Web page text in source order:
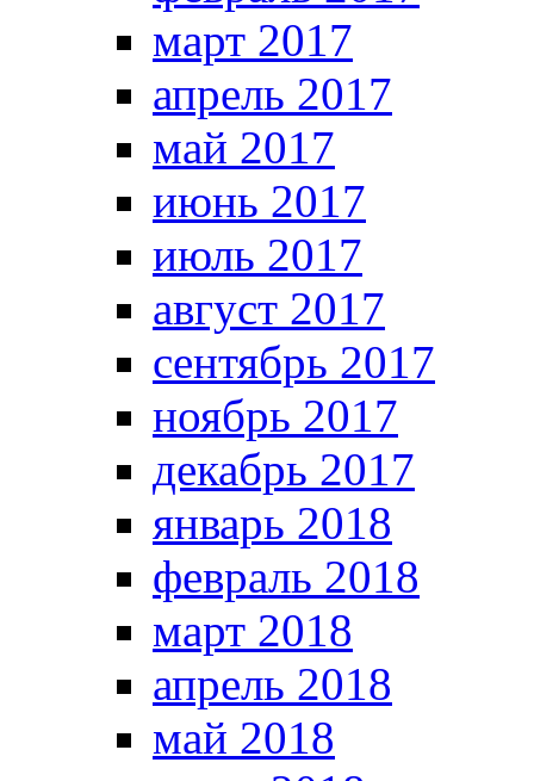
март 2017
апрель 2017
май 2017
июнь 2017
июль 2017
август 2017
сентябрь 2017
ноябрь 2017
декабрь 2017
январь 2018
февраль 2018
март 2018
апрель 2018
май 2018